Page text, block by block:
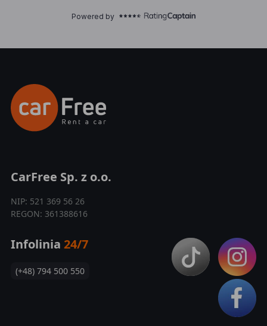
CarFree Sp. z o.o.
NIP: 521 369 56 26
REGON: 361388616
Infolinia 24/7
(+48) 794 500 550